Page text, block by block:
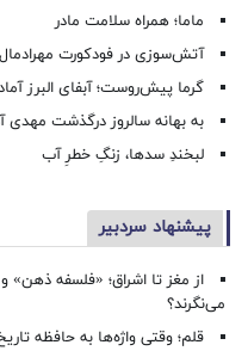
ماما؛ همراه سلامت مادر
آتش‌سوزی در فودکورت
گرما پیش‌روست؛ آبفای البرز
به بهانه سالروز درگذشت مهدی
لبخندِ سدها، زنگِ خطرِ آب
پیشنهاد سردبیر
از مغز تا اشراق؛ «فلسفه
می‌نگرند؟
قلم؛ وقتی واژه‌ها به حافظه